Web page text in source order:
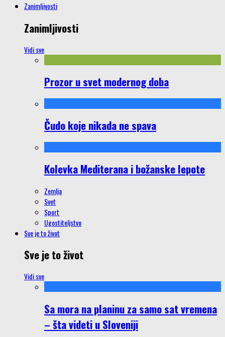
Zanimljivosti
Zanimljivosti
Vidi sve
Prozor u svet modernog doba
Čudo koje nikada ne spava
Kolevka Mediterana i božanske lepote
Zemlja
Svet
Sport
Ugostiteljstvo
Sve je to život
Sve je to život
Vidi sve
Sa mora na planinu za samo sat vremena
– šta videti u Sloveniji